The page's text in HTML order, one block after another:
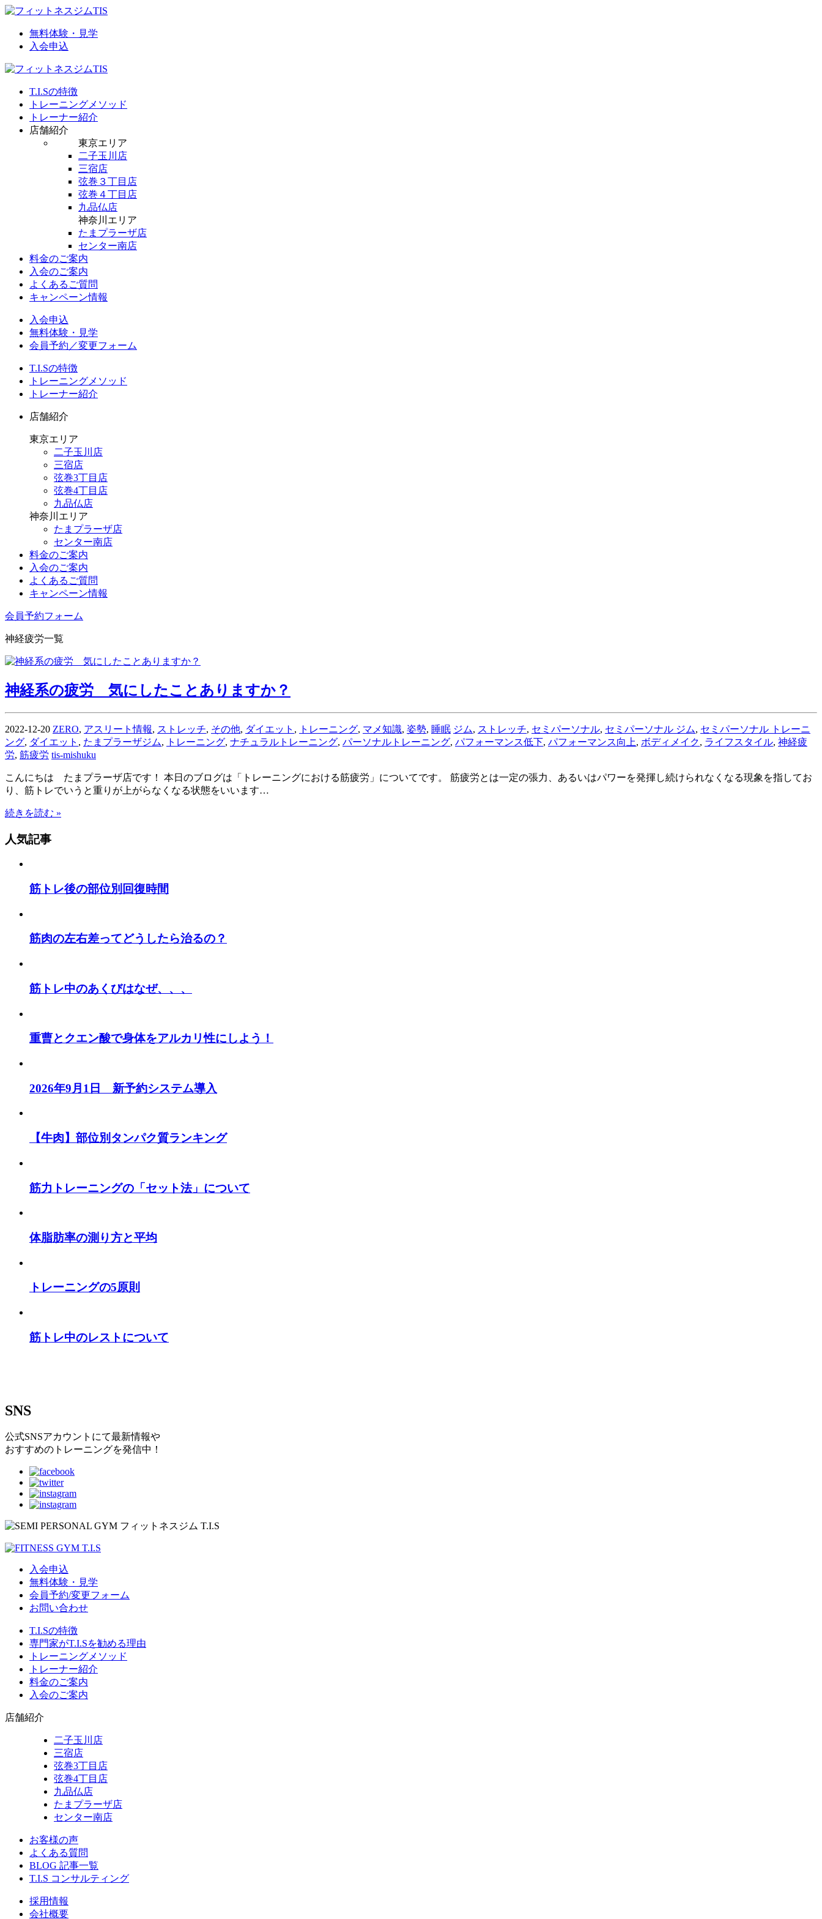
無料体験・見学
入会申込
T.I.Sの特徴
トレーニングメソッド
トレーナー紹介
店舗紹介
東京エリア
二子玉川店
三宿店
弦巻３丁目店
弦巻４丁目店
九品仏店
神奈川エリア
たまプラーザ店
センター南店
料金のご案内
入会のご案内
よくあるご質問
キャンペーン情報
入会申込
無料体験・見学
会員予約／変更フォーム
T.I.Sの特徴
トレーニングメソッド
トレーナー紹介
店舗紹介
東京エリア
二子玉川店
三宿店
弦巻3丁目店
弦巻4丁目店
九品仏店
神奈川エリア
たまプラーザ店
センター南店
料金のご案内
入会のご案内
よくあるご質問
キャンペーン情報
会員予約フォーム
神経疲労一覧
神経系の疲労 気にしたことありますか？
2022-12-20 ZERO, アスリート情報, ストレッチ, その他, ダイエット , トレーニング, マメ知識, 姿勢, 睡眠 ジム, ストレッチ, セミパーソナル, セミパーソナル ジム, セミパーソナル トレーニ
ング, ダイエット , たまプラーザジム, トレーニング, ナチュラルトレーニング, パーソナルトレーニング, パフォーマンス低下, パフォーマンス向上, ボディメイク, ライフスタイル, 神経疲
労, 筋疲労 tis-mishuku
こんにちは たまプラーザ店です！ 本日のブログは「トレーニングにおける筋疲労」についてです。 筋疲労とは一定の張力、あるいはパワーを発揮し続けられなくなる現象を指してお
り、筋トレでいうと重りが上がらなくなる状態をいいます…
続きを読む »
人気記事
筋トレ後の部位別回復時間
筋肉の左右差ってどうしたら治るの？
筋トレ中のあくびはなぜ、、、
重曹とクエン酸で身体をアルカリ性にしよう！
2026年9月1日 新予約システム導入
【牛肉】部位別タンパク質ランキング
筋力トレーニングの「セット法」について
体脂肪率の測り方と平均
トレーニングの5原則
筋トレ中のレストについて
SNS
公式SNSアカウントにて最新情報や
おすすめのトレーニングを発信中！
入会申込
無料体験・見学
会員予約/変更フォーム
お問い合わせ
T.I.Sの特徴
専門家がT.I.Sを勧める理由
トレーニングメソッド
トレーナー紹介
料金のご案内
入会のご案内
店舗紹介
二子玉川店
三宿店
弦巻3丁目店
弦巻4丁目店
九品仏店
たまプラーザ店
センター南店
お客様の声
よくある質問
BLOG 記事一覧
T.I.S コンサルティング
採用情報
会社概要